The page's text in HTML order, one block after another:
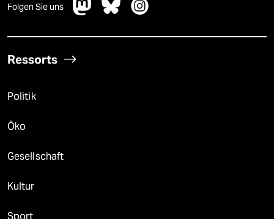
Folgen Sie uns
Ressorts
Politik
Öko
Gesellschaft
Kultur
Sport